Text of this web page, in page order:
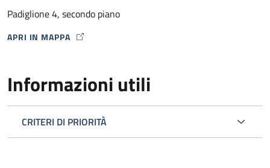
Padiglione 4, secondo piano
APRI IN MAPPA
MAP ICON
Informazioni utili
CRITERI DI PRIORITÀ